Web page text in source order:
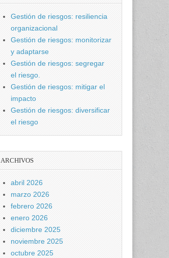
Gestión de riesgos: resiliencia
organizacional
Gestión de riesgos: monitorizar
y adaptarse
Gestión de riesgos: segregar
el riesgo.
Gestión de riesgos: mitigar el
impacto
Gestión de riesgos: diversificar
el riesgo
ARCHIVOS
abril 2026
marzo 2026
febrero 2026
enero 2026
diciembre 2025
noviembre 2025
octubre 2025